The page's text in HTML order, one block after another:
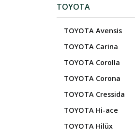
TOYOTA
TOYOTA Avensis
TOYOTA Carina
TOYOTA Corolla
TOYOTA Corona
TOYOTA Cressida
TOYOTA Hi-ace
TOYOTA Hilüx